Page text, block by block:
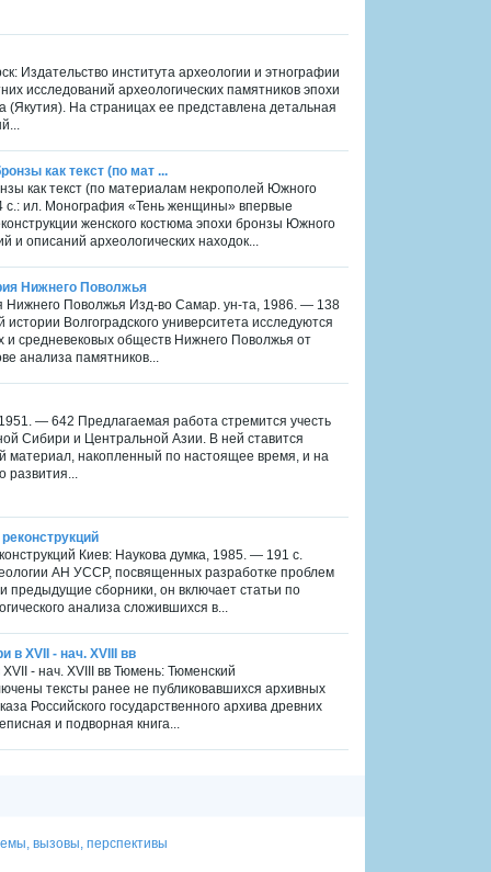
Издательство института археологии и этнографии
исследований археологических памятников эпохи
На страницах ее представлена детальная
как текст (по мат ...
как текст (по материалам некрополей Южного
с.: ил. Монография «Тень женщины» впервые
женского костюма эпохи бронзы Южного
описаний археологических находок...
Нижнего Поволжья
Нижнего Поволжья Изд-во Самар. ун-та, 1986. — 138
Волгоградского университета исследуются
и средневековых обществ Нижнего Поволжья от
анализа памятников...
— 642 Предлагаемая работа стремится учесть
Сибири и Центральной Азии. В ней ставится
материал, накопленный по настоящее время, и на
Киев: Наукова думка, 1985. — 191 с.
АН УССР, посвященных разработке проблем
предыдущие сборники, он включает статьи по
анализа сложившихся в...
XVII - нач. XVIII вв
- нач. XVIII вв Тюмень: Тюменский
тексты ранее не публиковавшихся архивных
Российского государственного архива древних
и подворная книга...
вызовы, перспективы